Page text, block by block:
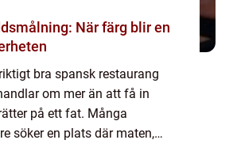
När färg blir en
bra spansk restaurang
om mer än att få in
på ett fat. Många
söker en plats där maten,